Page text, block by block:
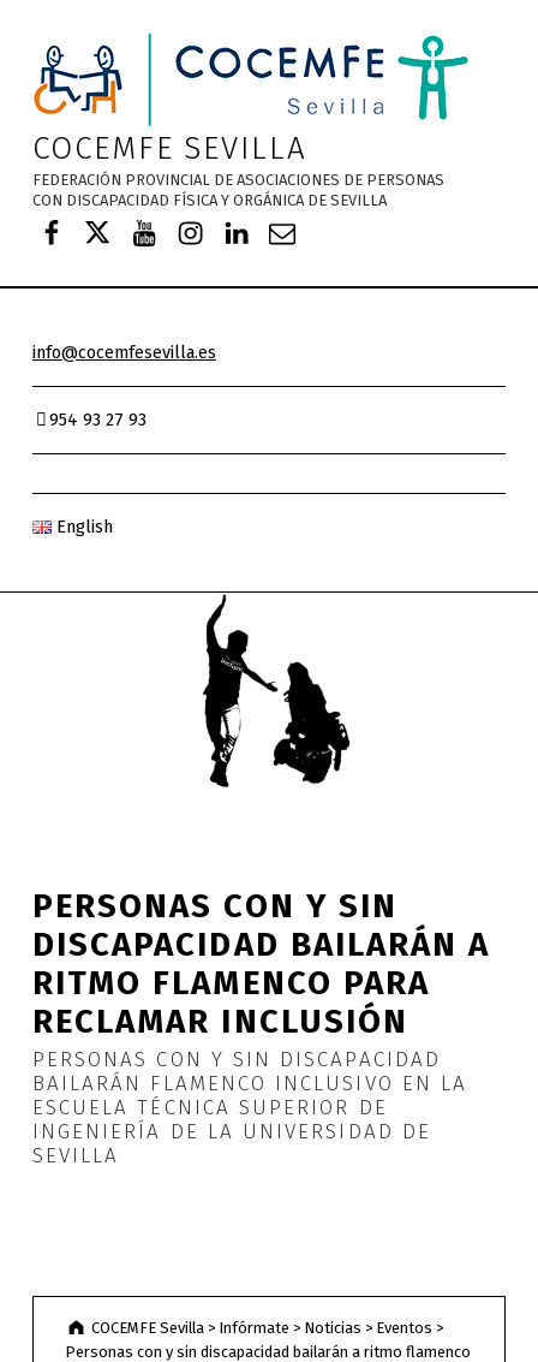
web
incluye
sistema
COCEMFE SEVILLA
FEDERACIÓN PROVINCIAL DE ASOCIACIONES DE PERSONAS
CON DISCAPACIDAD FÍSICA Y ORGÁNICA DE SEVILLA
COCEMFE Sevilla en Facebook
COCEMFE Sevilla en Twitter
COCEMFE Sevilla en Youtube
COCEMFE Sevilla en Instagram
COCEMFE Sevilla en
Correo electrónico
info@cocemfesevilla.es
954 93 27 93
English
PERSONAS CON Y SIN
DISCAPACIDAD BAILARÁN A
RITMO FLAMENCO PARA
RECLAMAR INCLUSIÓN
PERSONAS CON Y SIN DISCAPACIDAD
BAILARÁN FLAMENCO INCLUSIVO EN LA
ESCUELA TÉCNICA SUPERIOR DE
INGENIERÍA DE LA UNIVERSIDAD DE
SEVILLA
COCEMFE Sevilla > Infórmate > Noticias > Eventos >
Personas con y sin discapacidad bailarán a ritmo flamenco